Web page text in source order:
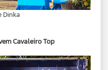
Dinka
Cavaleiro Top